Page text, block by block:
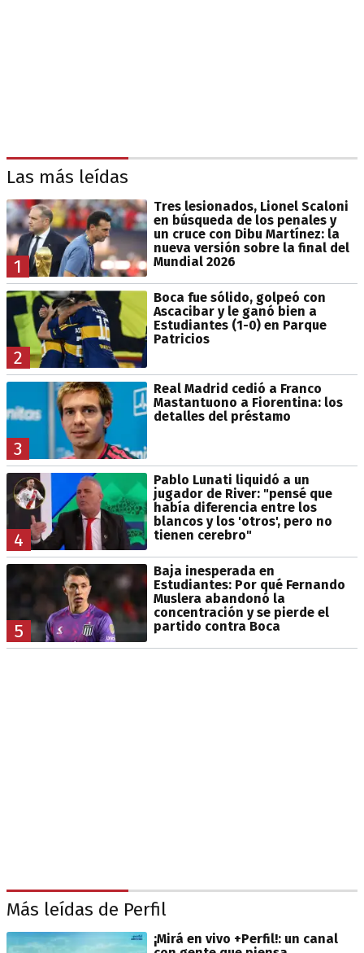
Las más leídas
1
Tres lesionados, Lionel Scaloni
en búsqueda de los penales y
un cruce con Dibu Martínez: la
nueva versión sobre la final del
Mundial 2026
2
Boca fue sólido, golpeó con
Ascacibar y le ganó bien a
Estudiantes (1-0) en Parque
Patricios
3
Real Madrid cedió a Franco
Mastantuono a Fiorentina: los
detalles del préstamo
4
Pablo Lunati liquidó a un
jugador de River: "pensé que
había diferencia entre los
blancos y los 'otros', pero no
tienen cerebro"
5
Baja inesperada en
Estudiantes: Por qué Fernando
Muslera abandonó la
concentración y se pierde el
partido contra Boca
Más leídas de Perfil
¡Mirá en vivo +Perfil!: un canal